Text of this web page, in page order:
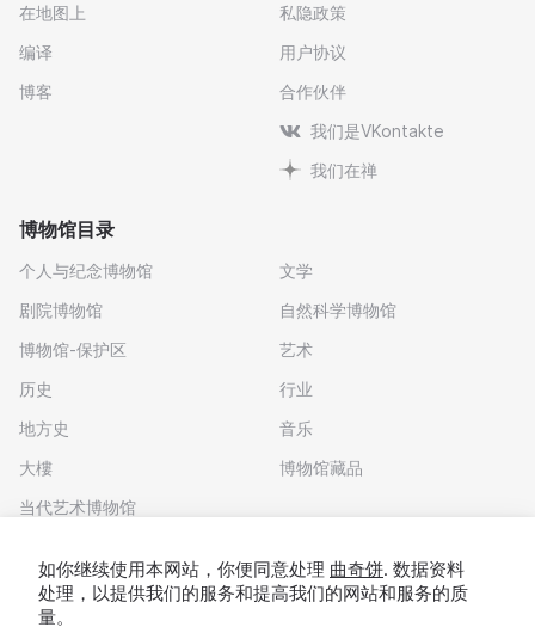
在地图上
编译
博客
私隐政策
用户协议
合作伙伴
我们是VKontakte
我们在禅
博物馆目录
个人与纪念博物馆
剧院博物馆
博物馆-保护区
历史
地方史
大樓
当代艺术博物馆
文学
自然科学博物馆
艺术
行业
音乐
博物馆藏品
如你继续使用本网站，你便同意处理 曲奇饼. 数据资料
处理，以提供我们的服务和提高我们的网站和服务的质
量。